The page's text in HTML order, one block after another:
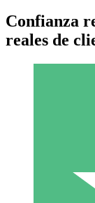
Paga según el
Confianza
reales de